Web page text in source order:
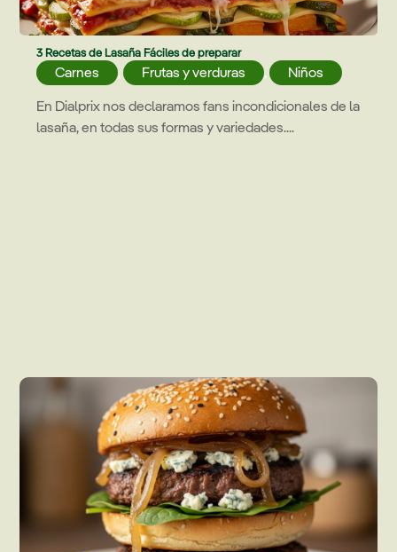
3 Recetas de Lasaña Fáciles de preparar
Carnes , Frutas y verduras ,
Niños
En Dialprix nos declaramos fans incondicionales de la
lasaña, en todas sus formas y variedades....